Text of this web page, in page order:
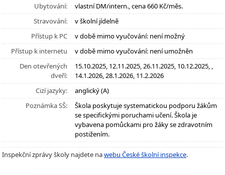
Ubytování:
vlastní DM/intern., cena 660 Kč/měs.
Stravování:
v školní jídelně
Přístup k PC
v době mimo vyučování: není možný
Přístup k internetu
v době mimo vyučování: není umožněn
Den otevřených
dveří:
15.10.2025, 12.11.2025, 26.11.2025, 10.12.2025, ,
14.1.2026, 28.1.2026, 11.2.2026
Cizí jazyky:
anglický (A)
Poznámka SŠ:
Škola poskytuje systematickou podporu žákům
se specifickými poruchami učení. Škola je
vybavena pomůckami pro žáky se zdravotním
postižením.
Inspekční zprávy školy najdete nawebu České školní inspekce.